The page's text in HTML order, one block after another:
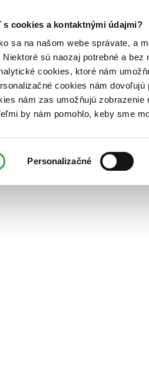
s cookies a kontaktnými údajmi?
sa na našom webe správate, a
sú naozaj potrebné a
cookies, ktoré nám
cookies nám
nám zas umožňujú
by nám pomohlo, keby sme
Personalizačné